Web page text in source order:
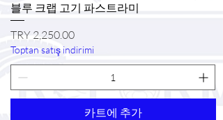
블루 크랩 고기 파스트라미
가격
TRY 2,250.00
Toptan satış indirimi
카트에 추가